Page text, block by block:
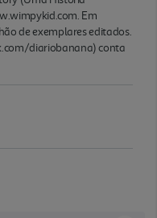
Em
de exemplares editados.
diariobanana) conta